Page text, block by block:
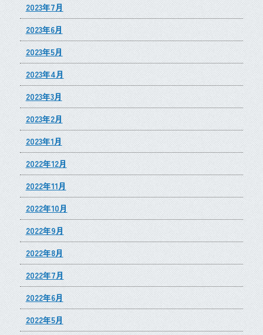
2023年7月
2023年6月
2023年5月
2023年4月
2023年3月
2023年2月
2023年1月
2022年12月
2022年11月
2022年10月
2022年9月
2022年8月
2022年7月
2022年6月
2022年5月